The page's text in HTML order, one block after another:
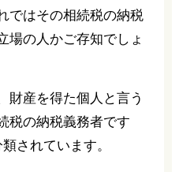
ではその相続税の納税
場の人かご存知でしょ
財産を得た個人と言う
税の納税義務者です
されています。